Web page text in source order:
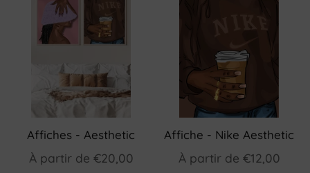
Affiches - Aesthetic
À partir de €20,00
Affiche - Nike Aesthetic
À partir de €12,00